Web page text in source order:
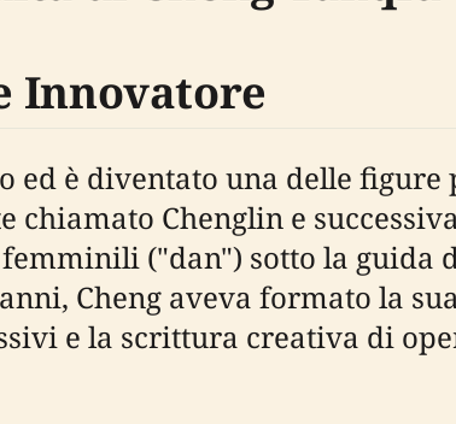
Innovatore
ed è diventato una delle
chiamato Chenglin e
("dan") sotto la
Cheng aveva formato la
e la scrittura creativa di